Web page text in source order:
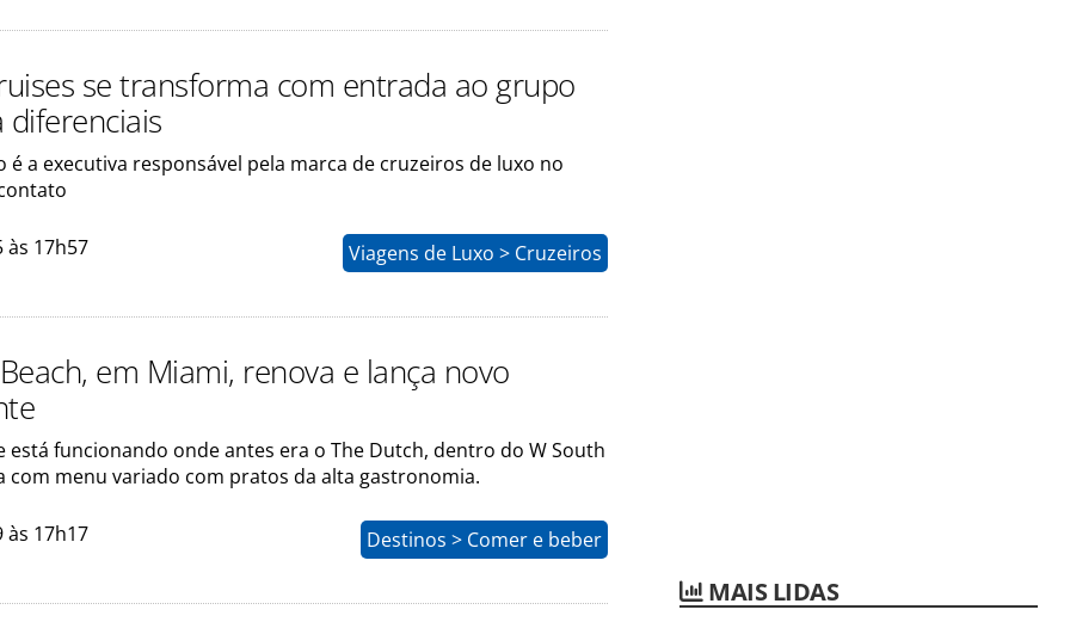
se transforma com entrada ao grupo
diferenciais
é a executiva responsável pela marca de cruzeiros de luxo no
às 17h57 Viagens de Luxo > Cruzeiros
em Miami, renova e lança novo
está funcionando onde antes era o The Dutch, dentro do W South
com menu variado com pratos da alta gastronomia.
às 17h17 Destinos > Comer e beber
MAIS LIDAS